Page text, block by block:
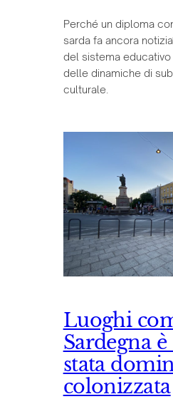
Perché un diploma
sarda fa ancora
del sistema educativo
delle dinamiche di
culturale.
Luoghi
Sardegna
stata
colonizzata